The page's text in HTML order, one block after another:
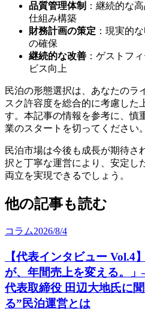
品質管理体制 ：継続的な
仕組み構築
財務計画の策定 ：現実的
の確保
継続的な改善 ：ゲストフ
ビス向上
民泊の形態選択は、あなたのラ
スク許容度を総合的に考慮した
す。本記事の情報を参考に、慎
業のスタートを切ってください。
民泊市場は今後も成長が期待さ
択と丁寧な運営により、安定し
両立を実現できるでしょう。
他の記事も読む
コラム2026/8/4
【代表インタビュー Vol.4
が、年間売上を変える。
代表取締役 田辺大地氏に
る”民泊運営とは